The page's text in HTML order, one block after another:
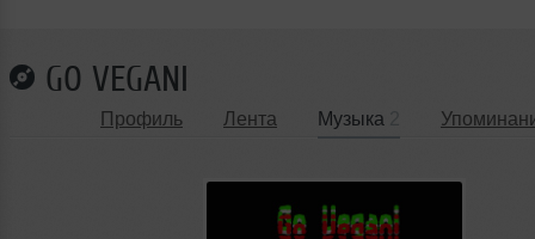
GO VEGANI
Профиль Лента Музыка